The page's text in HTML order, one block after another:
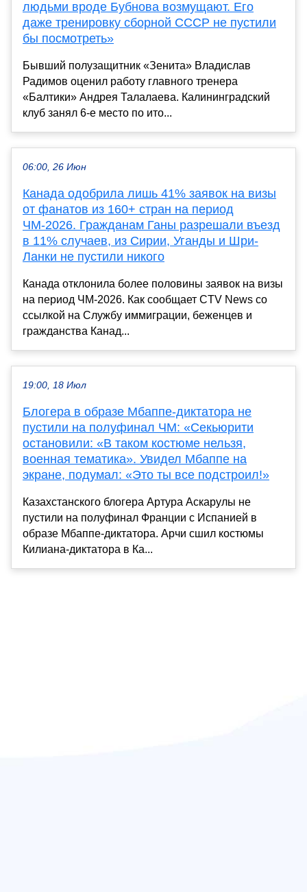
людьми вроде Бубнова возмущают. Его
даже тренировку сборной СССР не пустили
бы посмотреть»
Бывший полузащитник «Зенита» Владислав
Радимов оценил работу главного тренера
«Балтики» Андрея Талалаева. Калининградский
клуб занял 6-е место по ито...
06:00, 26 Июн
Канада одобрила лишь 41% заявок на визы
от фанатов из 160+ стран на период
ЧМ-2026. Гражданам Ганы разрешали въезд
в 11% случаев, из Сирии, Уганды и Шри-
Ланки не пустили никого
Канада отклонила более половины заявок на визы
на период ЧМ-2026. Как сообщает CTV News со
ссылкой на Службу иммиграции, беженцев и
гражданства Канад...
19:00, 18 Июл
Блогера в образе Мбаппе-диктатора не
пустили на полуфинал ЧМ: «Секьюрити
остановили: «В таком костюме нельзя,
военная тематика». Увидел Мбаппе на
экране, подумал: «Это ты все подстроил!»
Казахстанского блогера Артура Аскарулы не
пустили на полуфинал Франции с Испанией в
образе Мбаппе-диктатора. Арчи сшил костюмы
Килиана-диктатора в Ка...